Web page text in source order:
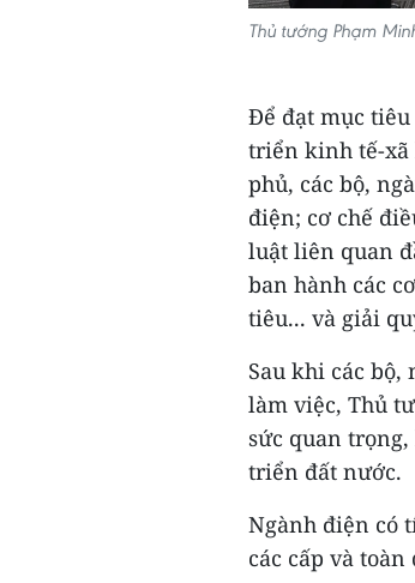
Thủ tướng Phạm
Để đạt mục
triển kinh tế-xã
phủ, các bộ,
điện; cơ chế
luật liên quan
ban hành các
tiêu... và giải
Sau khi các
làm việc, Thủ
sức quan
triển đất nước.
Ngành điện có
các cấp và toàn